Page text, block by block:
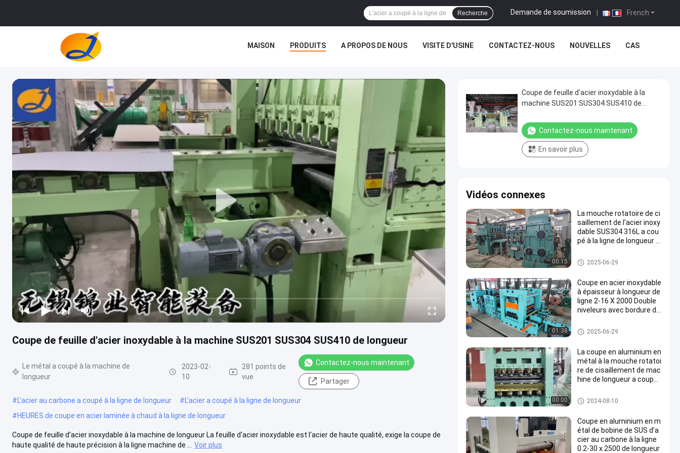
French
Demande de soumission
Recherche
MAISON PRODUITS A PROPOS DE NOUS VISITE D'USINE CONTACTEZ-NOUS NOUVELLES CAS
Coupe de feuille d'acier inoxydable à la machine SUS201 SUS304 SUS410 de longueur
Le métal a coupé à la machine de
longueur
2023-02-
10
281 points de
vue
Contactez-nous maintenant
Partager
#L'acier au carbone a coupé à la ligne de longueur #L'acier a coupé à la ligne de longueur
#HEURES de coupe en acier laminée à chaud à la ligne de longueur
Coupe de feuille d'acier inoxydable à la machine de longueur La feuille d'acier inoxydable est l'acier de haute qualité, exige la coupe de
haute qualité de haute précision à la ligne machine de ...
Voir plus
Coupe de feuille d'acier inoxydable à la
machine SUS201 SUS304 SUS410 de
Contactez-nous maintenant
En savoir plus
Vidéos connexes
00:15
La mouche rotatoire de ci
saillement de l'acier inoxy
dable SUS304 316L a cou
pé à la ligne de longueur 0,
Le métal a coupé à la machine
de longueur
2025-06-29
01:38
Coupe en acier inoxydable
à épaisseur à longueur de
ligne 2-16 X 2000 Double
niveleurs avec bordure de
Le métal a coupé à la machine
de longueur
2025-06-29
00:00
La coupe en aluminium en
métal à la mouche rotatoi
re de cisaillement de mac
hine de longueur a coupé
800 de longueur
Le métal a coupé à la machine
de longueur
2024-08-10
Coupe en aluminium en m
étal de bobine de SUS d'a
cier au carbone à la ligne
0.2-30 x 2500 de longueur